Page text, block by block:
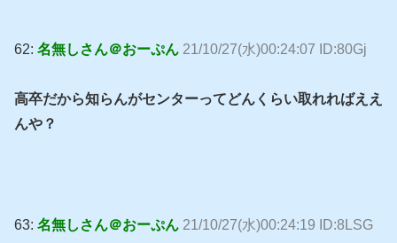
62: 名無しさん＠おーぷん 21/10/27(水)00:24:07 ID:80Gj
高卒だから知らんがセンターってどんくらい取れればええ
んや？
63: 名無しさん＠おーぷん 21/10/27(水)00:24:19 ID:8LSG